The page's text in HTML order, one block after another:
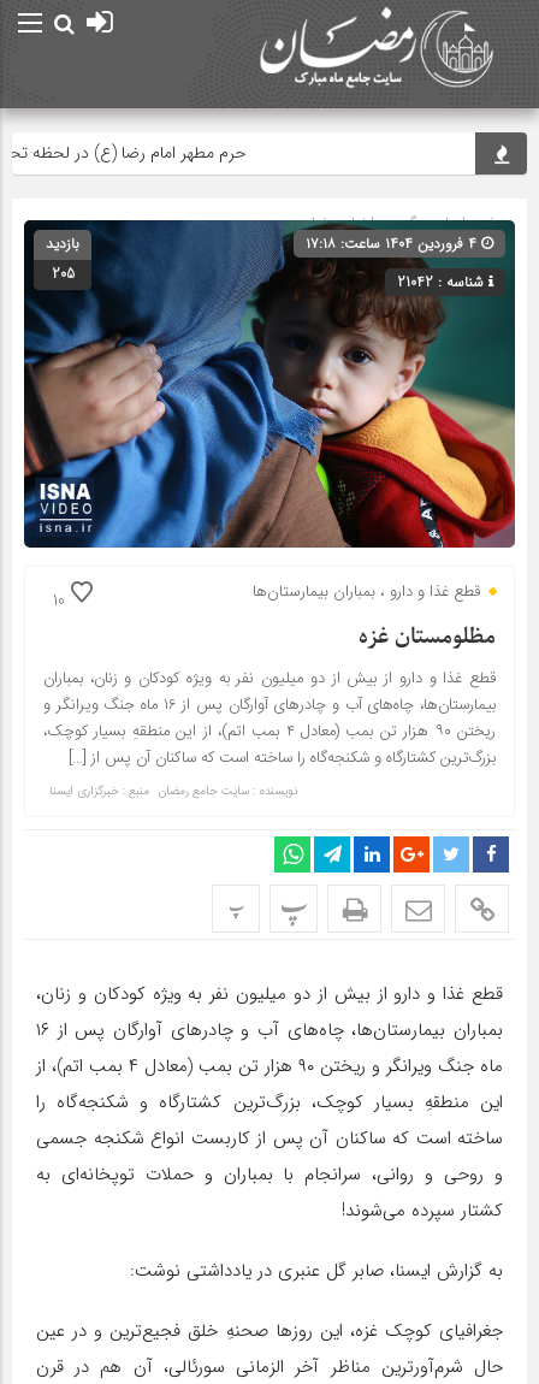
حرم مطهر امام رضا (ع) در لحظه تحویل
صفحه اصلی» گروه »اخبار رمضان
شناسه : 21042
بازدید
205
10 قطع غذا و دارو ، بمباران بیمارستان‌ها
مظلومستان غزه
قطع غذا و دارو از بیش از دو میلیون نفر به ویژه کودکان و زنان، بمباران
بیمارستان‌ها، چاه‌های آب و چادرهای آوارگان پس از ۱۶ ماه جنگ ویرانگر و
ریختن ۹۰ هزار تن بمب (معادل ۴ بمب اتم)، از این منطقهِ بسیار کوچک،
بزرگ‌ترین کشتارگاه و شکنجه‌گاه را ساخته است که ساکنان آن پس از […]
نویسنده : سایت جامع رمضان منبع : خبرگزاری ایسنا
پ پ
قطع غذا و دارو از بیش از دو میلیون نفر به ویژه کودکان و زنان،
بمباران بیمارستان‌ها، چاه‌های آب و چادرهای آوارگان پس از ۱۶
ماه جنگ ویرانگر و ریختن ۹۰ هزار تن بمب (معادل ۴ بمب اتم)، از
این منطقهِ بسیار کوچک، بزرگ‌ترین کشتارگاه و شکنجه‌گاه را
ساخته است که ساکنان آن پس از کاربست انواع شکنجه جسمی
و روحی و روانی، سرانجام با بمباران و حملات توپخانه‌ای به
کشتار سپرده می‌شوند!
به گزارش ایسنا، صابر گل عنبری در یادداشتی نوشت:
جغرافیای کوچک غزه، این روزها صحنهِ خلق فجیع‌ترین و در عین
حال شرم‌آورترین مناظر آخر الزمانی سورئالی، آن هم در قرن